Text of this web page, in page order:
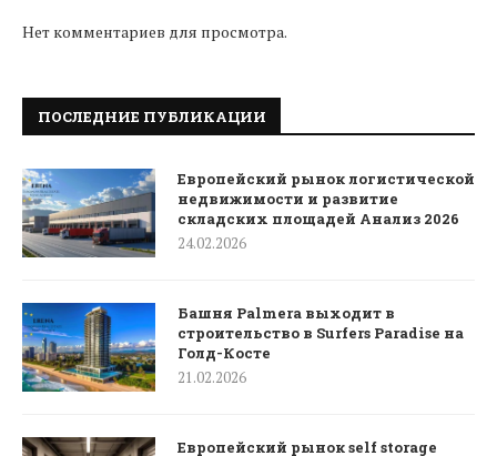
Нет комментариев для просмотра.
ПОСЛЕДНИЕ ПУБЛИКАЦИИ
Европейский рынок логистической
недвижимости и развитие
складских площадей Анализ 2026
24.02.2026
Башня Palmera выходит в
строительство в Surfers Paradise на
Голд-Косте
21.02.2026
Европейский рынок self storage